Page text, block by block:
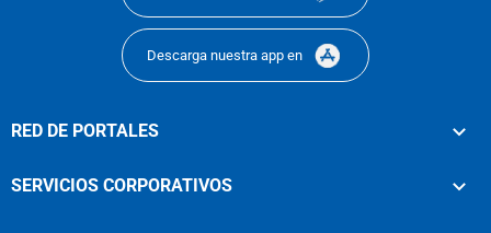
Descarga nuestra app en
RED DE PORTALES
SERVICIOS CORPORATIVOS